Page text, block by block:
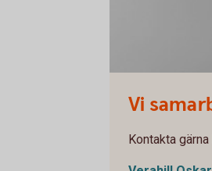
Vi
Kontakta